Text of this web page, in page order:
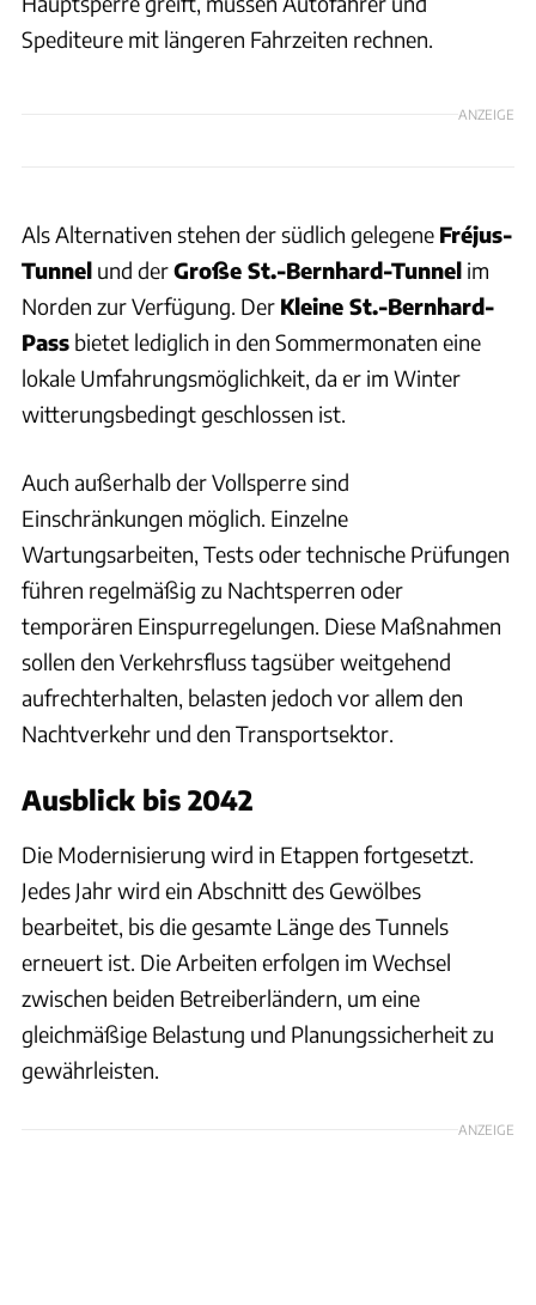
Spediteure mit längeren Fahrzeiten rechnen.
ANZEIGE
Als Alternativen stehen der südlich gelegene Fréjus-
Tunnel und derGroße St.-Bernhard-Tunnel im
Norden zur Verfügung. Der Kleine St.-Bernhard-
Pass bietet lediglich in den Sommermonaten eine
lokale Umfahrungsmöglichkeit, da er im Winter
witterungsbedingt geschlossen ist.
Auch außerhalb der Vollsperre sind
Einschränkungen möglich. Einzelne
Wartungsarbeiten, Tests oder technische Prüfungen
führen regelmäßig zu Nachtsperren oder
temporären Einspurregelungen. Diese Maßnahmen
sollen den Verkehrsfluss tagsüber weitgehend
aufrechterhalten, belasten jedoch vor allem den
Nachtverkehr und den Transportsektor.
Ausblick bis 2042
Die Modernisierung wird in Etappen fortgesetzt.
Jedes Jahr wird ein Abschnitt des Gewölbes
bearbeitet, bis die gesamte Länge des Tunnels
erneuert ist. Die Arbeiten erfolgen im Wechsel
zwischen beiden Betreiberländern, um eine
gleichmäßige Belastung und Planungssicherheit zu
gewährleisten.
ANZEIGE